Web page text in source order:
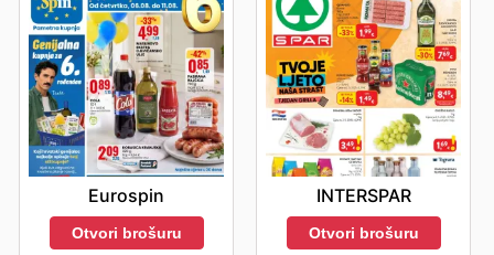
Eurospin
Otvori brošuru
INTERSPAR
Otvori brošuru